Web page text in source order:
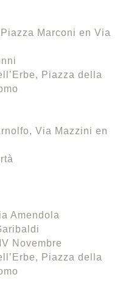
Marconi en Via
Piazza della
Via Mazzini en
Amendola
Novembre
Piazza della